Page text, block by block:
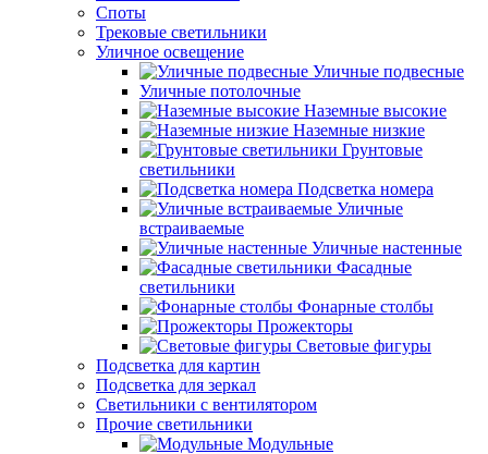
Споты
Трековые светильники
Уличное освещение
Уличные подвесные
Уличные потолочные
Наземные высокие
Наземные низкие
Грунтовые
светильники
Подсветка номера
Уличные
встраиваемые
Уличные настенные
Фасадные
светильники
Фонарные столбы
Прожекторы
Световые фигуры
Подсветка для картин
Подсветка для зеркал
Светильники с вентилятором
Прочие светильники
Модульные